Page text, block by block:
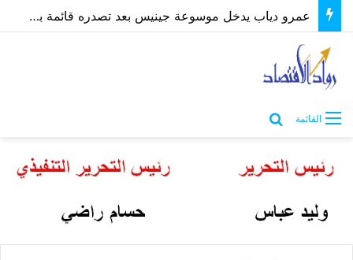
عمرو دياب يدخل موسوعة جينيس بعد تصدره قائمة بيلبورد عربية لـ68 أسبوعًا
القائمة